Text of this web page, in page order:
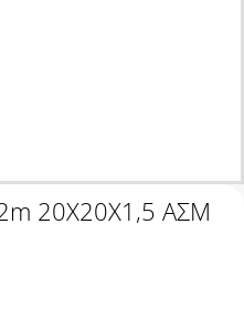
20Χ20Χ1,5 ΑΣΜ